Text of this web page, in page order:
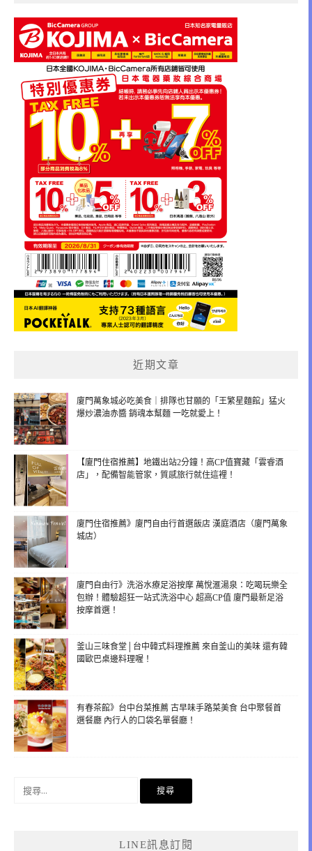
近期文章
廈門萬象城必吃美食｜排隊也甘願的「王繁星麵館」猛火
爆炒濃油赤醬 銷魂本幫麵 一吃就愛上！
【廈門住宿推薦】地鐵出站2分鐘！高CP值寶藏「雲睿酒
店」，配備智能管家，質感旅行就住這裡！
廈門住宿推薦》廈門自由行首選飯店 漢庭酒店（廈門萬象
城店）
廈門自由行》洗浴水療足浴按摩 萬悅滙湯泉：吃喝玩樂全
包辦！體驗超狂一站式洗浴中心 超高CP值 廈門最新足浴
按摩首選！
釜山三味食堂│台中韓式料理推薦 來自釜山的美味 還有韓
國歐巴桌邊料理喔！
有春茶館》台中台菜推薦 古早味手路菜美食 台中聚餐首
選餐廳 內行人的口袋名單餐廳！
LINE訊息訂閱